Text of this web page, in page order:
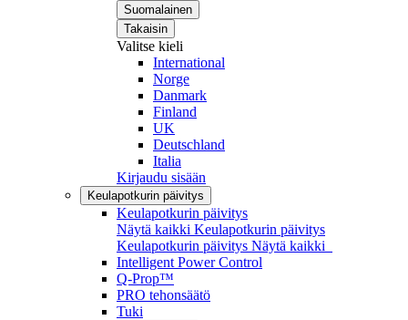
Suomalainen
Takaisin
Valitse kieli
International
Norge
Danmark
Finland
UK
Deutschland
Italia
Kirjaudu sisään
Keulapotkurin päivitys
Keulapotkurin päivitys
Näytä kaikki Keulapotkurin päivitys
Keulapotkurin päivitys Näytä kaikki
Intelligent Power Control
Q-Prop™
PRO tehonsäätö
Tuki